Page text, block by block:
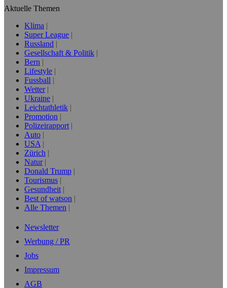
Aktuelle Themen
Klima
Super League
Russland
Gesellschaft & Politik
Bern
Lifestyle
Fussball
Wetter
Ukraine
Leichtathletik
Promotion
Polizeirapport
Auto
USA
Zürich
Natur
Donald Trump
Tourismus
Gesundheit
Best of watson
Alle Themen
Newsletter
Werbung / PR
Jobs
Impressum
AGB